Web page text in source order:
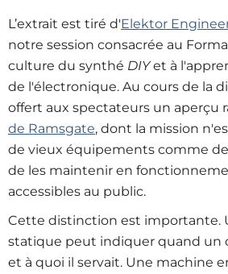
L’extrait est tiré d'Elektor
notre session consacrée au
culture du synthé DIYet à
de l'électronique. Au cours de la
offert aux spectateurs un aperçu
de Ramsgate, dont la mission
de vieux équipements comme
de les maintenir en
accessibles au public.
Cette distinction est importante.
statique peut indiquer quand un
et à quoi il servait. Une machine